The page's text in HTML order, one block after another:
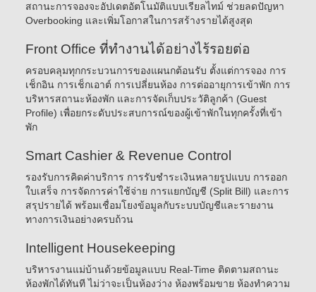
สถานะการจองจะอัปเดตอัตโนมัติแบบเรียลไทม์ ช่วยลดปัญหา
Overbooking และเพิ่มโอกาสในการสร้างรายได้สูงสุด
Front Office ที่ทำงานได้อย่างไร้รอยต่อ
ครอบคลุมทุกกระบวนการของแผนกต้อนรับ ตั้งแต่การจอง การ
เช็กอิน การเช็กเอาต์ การเปลี่ยนห้อง การต่ออายุการเข้าพัก การ
บริหารสถานะห้องพัก และการจัดเก็บประวัติลูกค้า (Guest
Profile) เพื่อยกระดับประสบการณ์ของผู้เข้าพักในทุกครั้งที่เข้า
พัก
Smart Cashier & Revenue Control
รองรับการคิดค่าบริการ การรับชำระเงินหลายรูปแบบ การออก
ใบเสร็จ การจัดการค่าใช้จ่าย การแยกบัญชี (Split Bill) และการ
สรุปรายได้ พร้อมเชื่อมโยงข้อมูลกับระบบบัญชีและรายงาน
ทางการเงินอย่างครบถ้วน
Intelligent Housekeeping
บริหารงานแม่บ้านด้วยข้อมูลแบบ Real-Time ติดตามสถานะ
ห้องพักได้ทันที ไม่ว่าจะเป็นห้องว่าง ห้องพร้อมขาย ห้องทำความ